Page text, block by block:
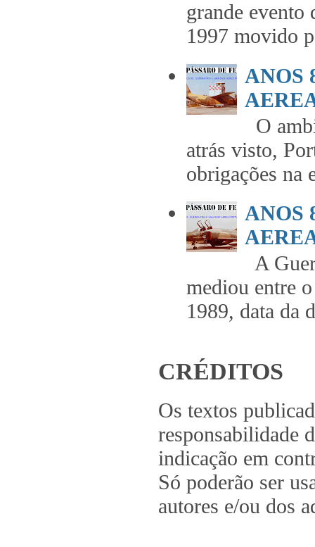
grande evento
1997 movido
ANOS
O
atrás visto,
obrigações na
ANOS
A
mediou entre
1989, data da
CRÉDITOS
Os textos
responsabilidade
indicação em
Só poderão ser
autores e/ou dos